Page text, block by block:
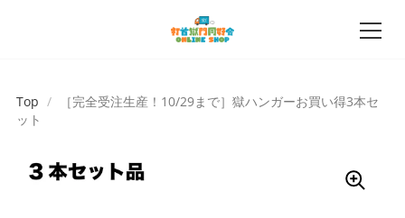
Top /
［完全受注生産！10/29まで］獄ハンガーお買い得3本セ
ット